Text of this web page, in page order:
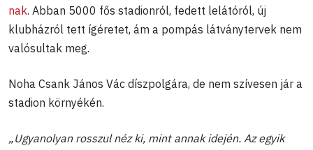
nak. Abban 5000 fős stadionról, fedett lelátóról, új
klubházról tett ígéretet, ám a pompás látványtervek nem
valósultak meg.
Noha Csank János Vác díszpolgára, de nem szívesen jár a
stadion környékén.
„Ugyanolyan rosszul néz ki, mint annak idején. Az egyik